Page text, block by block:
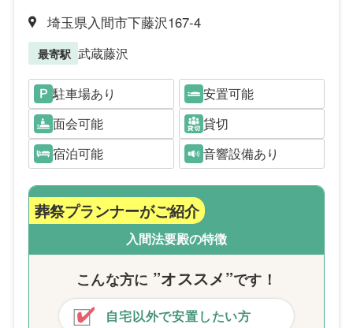
埼玉県入間市下藤沢167-4
最寄駅 武蔵藤沢
駐車場あり
安置可能
面会可能
貸切
宿泊可能
音響設備あり
葬祭プランナーがご紹介
入間法要殿の特徴
こんな方に ”オススメ”です！
自宅以外で安置したい方